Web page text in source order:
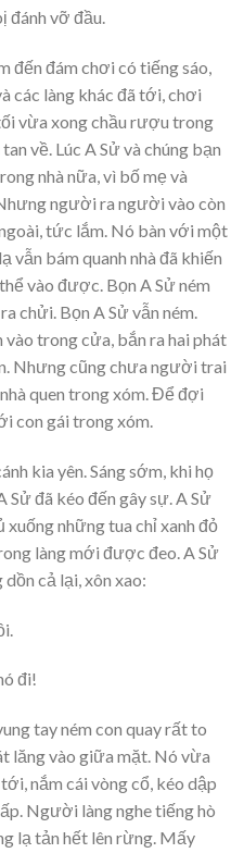
đánh vỡ đầu.
đến đám chơi có tiếng sáo,
các làng khác đã tới, chơi
vừa xong chầu rượu trong
về. Lúc A Sử và chúng bạn
nhà nữa, vì bố mẹ và
người ra người vào còn
tức lắm. Nó bàn với một
vẫn bám quanh nhà đã khiến
vào được. Bọn A Sử ném
chửi. Bọn A Sử vẫn ném.
trong cửa, bắn ra hai phát
Nhưng cũng chưa người trai
quen trong xóm. Để đợi
con gái trong xóm.
kia yên. Sáng sớm, khi họ
Sử đã kéo đến gây sự. A Sử
những tua chỉ xanh đỏ
làng mới được đeo. A Sử
cả lại, xôn xao:
đi!
tay ném con quay rất to
lăng vào giữa mặt. Nó vừa
nắm cái vòng cổ, kéo dập
Người làng nghe tiếng hò
lạ tản hết lên rừng. Mấy